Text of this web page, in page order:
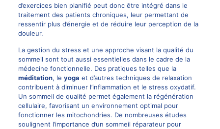
d’exercices bien planifié peut donc être intégré dans le
traitement des patients chroniques, leur permettant de
ressentir plus d’énergie et de réduire leur perception de la
douleur.
La gestion du stress et une approche visant la qualité du
sommeil sont tout aussi essentielles dans le cadre de la
médecine fonctionnelle. Des pratiques telles que la
méditation, le yoga et d’autres techniques de relaxation
contribuent à diminuer l’inflammation et le stress oxydatif.
Un sommeil de qualité permet également la régénération
cellulaire, favorisant un environnement optimal pour
fonctionner les mitochondries. De nombreuses études
soulignent l’importance d’un sommeil réparateur pour